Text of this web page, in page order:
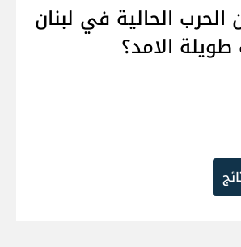
الحالية في لبنان
الامد؟